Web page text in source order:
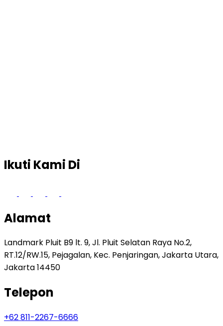
Ikuti Kami Di
Alamat
Landmark Pluit B9 lt. 9, Jl. Pluit Selatan Raya No.2,
RT.12/RW.15, Pejagalan, Kec. Penjaringan, Jakarta Utara,
Jakarta 14450
Telepon
+62 811-2267-6666